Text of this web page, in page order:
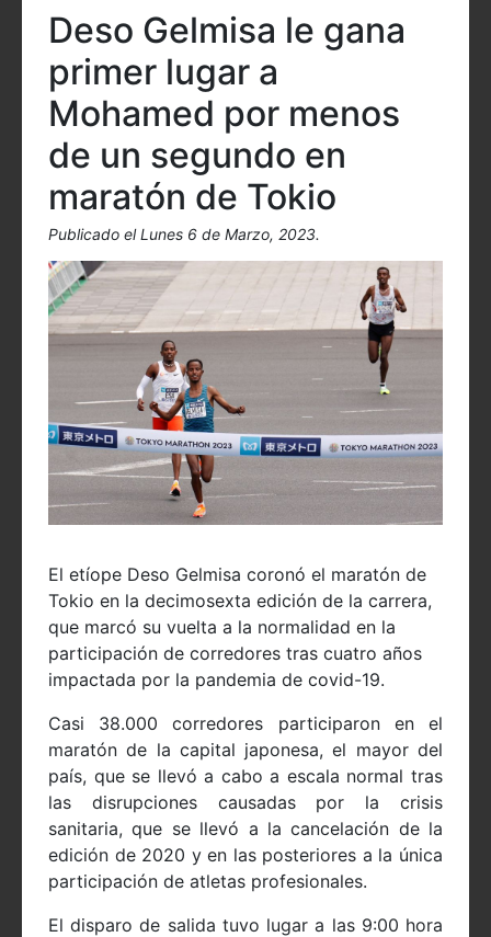
Deso Gelmisa le gana
primer lugar a
Mohamed por menos
de un segundo en
maratón de Tokio
Publicado el Lunes 6 de Marzo, 2023.
El etíope Deso Gelmisa coronó el maratón de
Tokio en la decimosexta edición de la carrera,
que marcó su vuelta a la normalidad en la
participación de corredores tras cuatro años
impactada por la pandemia de covid-19.
Casi 38.000 corredores participaron en el
maratón de la capital japonesa, el mayor del
país, que se llevó a cabo a escala normal tras
las disrupciones causadas por la crisis
sanitaria, que se llevó a la cancelación de la
edición de 2020 y en las posteriores a la única
participación de atletas profesionales.
El disparo de salida tuvo lugar a las 9:00 hora